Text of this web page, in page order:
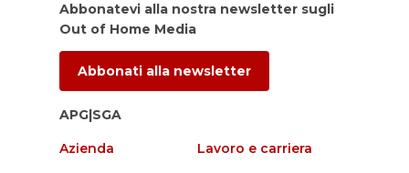
Abbonatevi alla nostra newsletter sugli
Out of Home Media
Abbonati alla newsletter
APG|SGA
Azienda
Lavoro e carriera